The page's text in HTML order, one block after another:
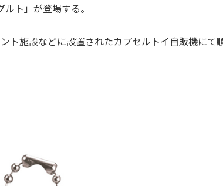
ト」が登場する。
ト施設などに設置されたカプセルトイ自販機にて